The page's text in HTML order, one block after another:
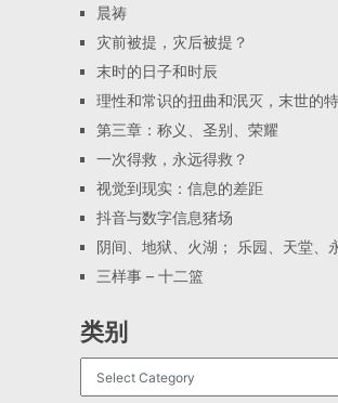
晨祷
灾前被提，灾后被提？
末时的日子和时辰
理性和常识的扭曲和泯灭，末世的
第三章：称义、圣别、荣耀
一次得救，永远得救？
视觉到现实：信息的差距
抖音与数字信息猪场
阴间、地狱、火湖； 乐园、天堂、
三样事 – 十二篮
类别